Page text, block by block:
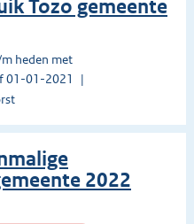
Tozo gemeente
heden met
01-01-2021
2022